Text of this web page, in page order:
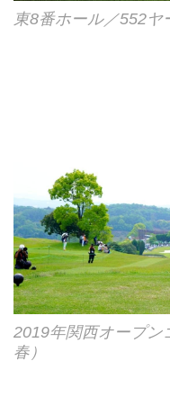
東8番ホール／552ヤ
2019年関西オープン
春）